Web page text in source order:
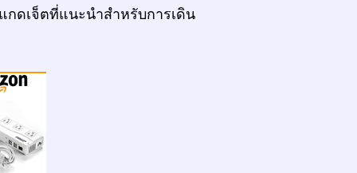
กดเจ็ตที่แนะนำสำหรับการเดิน